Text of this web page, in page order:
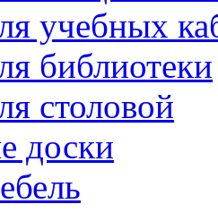
учебных
библиотеки
столовой
доски